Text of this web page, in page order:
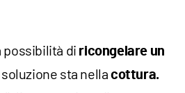
possibilità di ricongelare un
soluzione sta nellacottura.